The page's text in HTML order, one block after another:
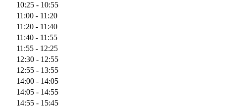
10:25 - 10:55
11:00 - 11:20
11:20 - 11:40
11:40 - 11:55
11:55 - 12:25
12:30 - 12:55
12:55 - 13:55
14:00 - 14:05
14:05 - 14:55
14:55 - 15:45